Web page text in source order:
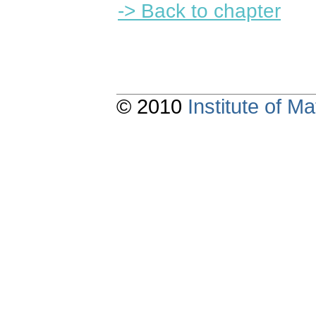
-> Back to chapter
© 2010 Institute of